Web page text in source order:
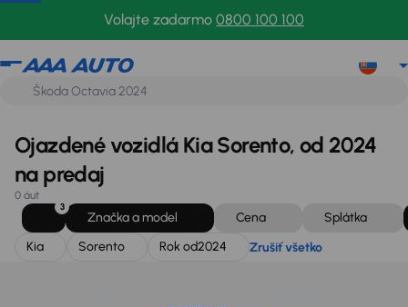
Volajte zadarmo 0800 100 100
Kia
Ojazdené vozidlá Kia Sorento, od 2024
na predaj
0 áut
3
Značka a model Cena
Splátka
Kia
Sorento Rok od2024 Zrušiť všetko